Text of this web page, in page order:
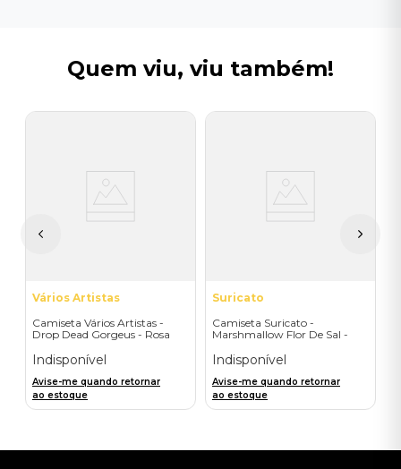
Quem viu, viu também!
Vários Artistas
Camiseta Vários Artistas -
Drop Dead Gorgeus - Rosa
Indisponível
Avise-me quando retornar
ao estoque
Suricato
Camiseta Suricato -
Marshmallow Flor De Sal -
Indisponível
Avise-me quando retornar
ao estoque